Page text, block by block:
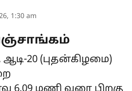
1:30 am
20 (புதன்கிழமை)